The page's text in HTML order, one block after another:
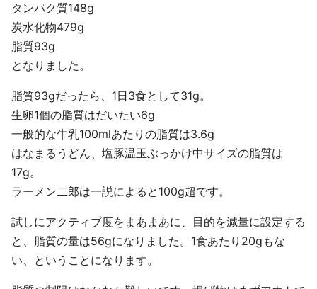
タンパク質148g
炭水化物479g
脂質93g
となりました。
脂質93gだったら、1日3食として31g。
生卵1個の脂質はだいたい6g
一般的な牛乳100mlあたりの脂質は3.6g
はなまるうどん、塩豚温玉ぶっかけ中サイズの脂質は
17g。
ラーメン二郎は一説によると100g超です。
試しにアクティブ度をまあまあに、目的を減量に設定する
と、脂質の量は56gになりました。1食あたり20gもな
い、ということになります。